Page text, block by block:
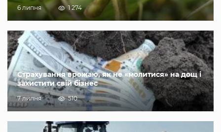
6 липня 1 274
Страхування врожаю, як не «молитися» на дощ і
захистити свій бізнес
7 липня 510